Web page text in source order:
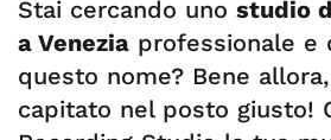
Stai cercando uno studio
a Venezia professionale e
questo nome? Bene
capitato nel posto giusto!